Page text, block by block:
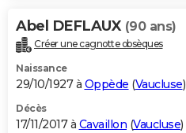
Abel DEFLAUX (90 ans)
Créer une cagnotte obsèques
Naissance
29/10/1927 à Oppède (Vaucluse)
Décès
17/11/2017 à Cavaillon (Vaucluse)